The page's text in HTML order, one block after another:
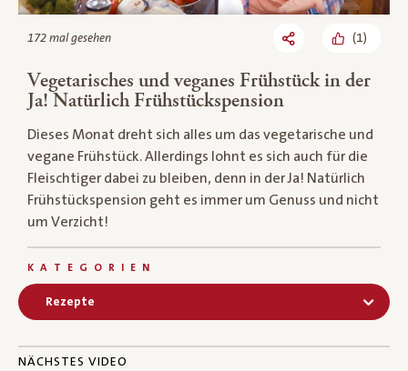
172 mal gesehen (1)
Vegetarisches und veganes Frühstück in der
Ja! Natürlich Frühstückspension
Dieses Monat dreht sich alles um das vegetarische und
vegane Frühstück. Allerdings lohnt es sich auch für die
Fleischtiger dabei zu bleiben, denn in der Ja! Natürlich
Frühstückspension geht es immer um Genuss und nicht
um Verzicht!
KATEGORIEN
Rezepte
NÄCHSTES VIDEO